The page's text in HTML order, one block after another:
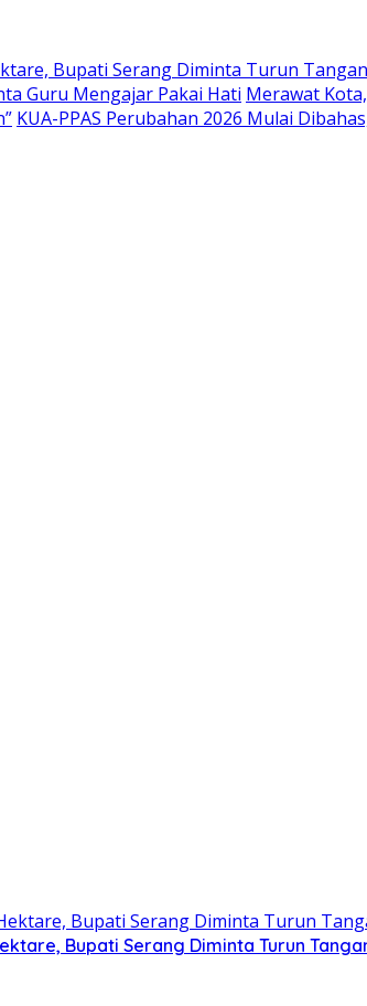
Bupati Serang Diminta Turun Tangan
Guru Mengajar Pakai Hati Merawat
KUA-PPAS Perubahan 2026 Mulai
Bupati Serang Diminta Turun